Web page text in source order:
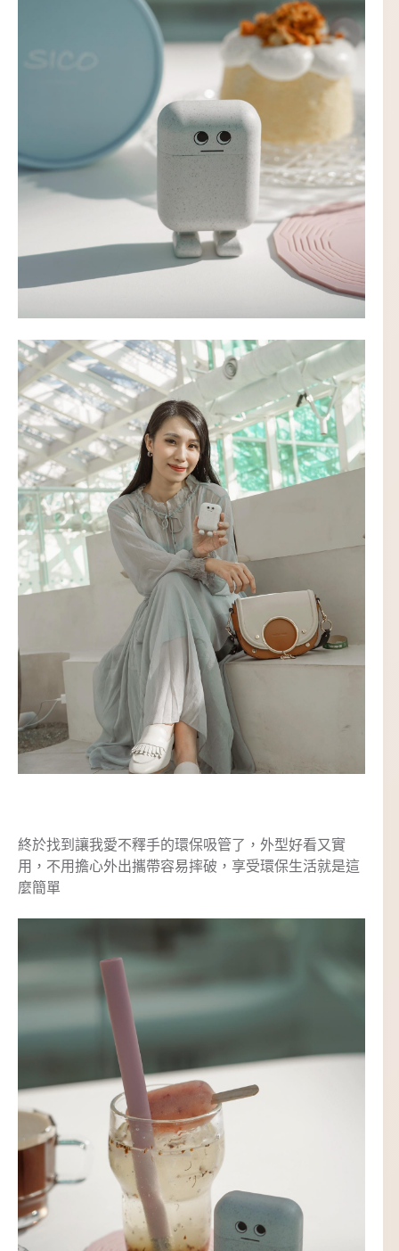
終於找到讓我愛不釋手的環保吸管了，外型好看又實
用，不用擔心外出攜帶容易摔破，享受環保生活就是這
麼簡單